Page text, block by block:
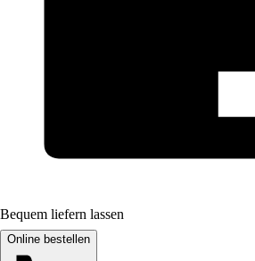
Bequem liefern lassen
Online bestellen